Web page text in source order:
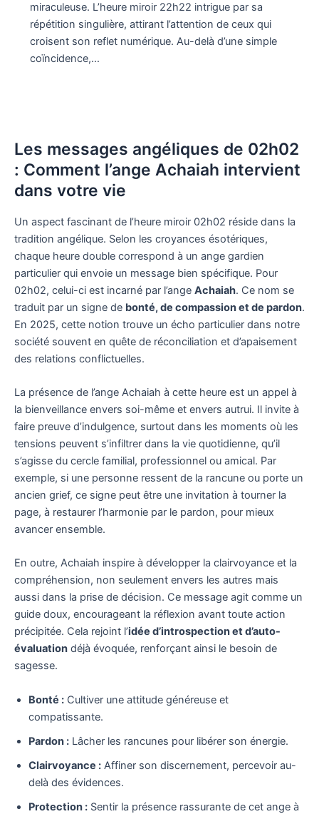
miraculeuse. L’heure miroir 22h22 intrigue par sa
répétition singulière, attirant l’attention de ceux qui
croisent son reflet numérique. Au-delà d’une simple
coïncidence,…
Les messages angéliques de 02h02
: Comment l’ange Achaiah intervient
dans votre vie
Un aspect fascinant de l’heure miroir 02h02 réside dans la
tradition angélique. Selon les croyances ésotériques,
chaque heure double correspond à un ange gardien
particulier qui envoie un message bien spécifique. Pour
02h02, celui-ci est incarné par l’ange Achaiah. Ce nom se
traduit par un signe de bonté, de compassion et de pardon.
En 2025, cette notion trouve un écho particulier dans notre
société souvent en quête de réconciliation et d’apaisement
des relations conflictuelles.
La présence de l’ange Achaiah à cette heure est un appel à
la bienveillance envers soi-même et envers autrui. Il invite à
faire preuve d’indulgence, surtout dans les moments où les
tensions peuvent s’infiltrer dans la vie quotidienne, qu’il
s’agisse du cercle familial, professionnel ou amical. Par
exemple, si une personne ressent de la rancune ou porte un
ancien grief, ce signe peut être une invitation à tourner la
page, à restaurer l’harmonie par le pardon, pour mieux
avancer ensemble.
En outre, Achaiah inspire à développer la clairvoyance et la
compréhension, non seulement envers les autres mais
aussi dans la prise de décision. Ce message agit comme un
guide doux, encourageant la réflexion avant toute action
précipitée. Cela rejoint l’idée d’introspection et d’auto-
évaluation déjà évoquée, renforçant ainsi le besoin de
sagesse.
Bonté : Cultiver une attitude généreuse et
compatissante.
Pardon : Lâcher les rancunes pour libérer son énergie.
Clairvoyance : Affiner son discernement, percevoir au-
delà des évidences.
Protection : Sentir la présence rassurante de cet ange à